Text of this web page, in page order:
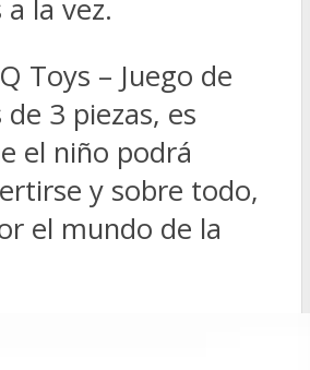
la vez.
Toys – Juego de
3 piezas, es
el niño podrá
y sobre todo,
el mundo de la